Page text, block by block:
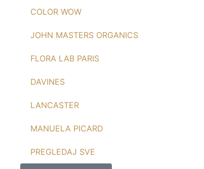
COLOR WOW
JOHN MASTERS ORGANICS
FLORA LAB PARIS
DAVINES
LANCASTER
MANUELA PICARD
PREGLEDAJ SVE